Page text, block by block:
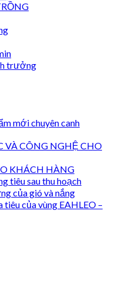
trưởng
mới chuyên canh
VÀ CÔNG NGHỆ CHO
KHÁCH HÀNG
tiêu sau thu hoạch
của gió và nắng
tiêu của vùng EAHLEO –